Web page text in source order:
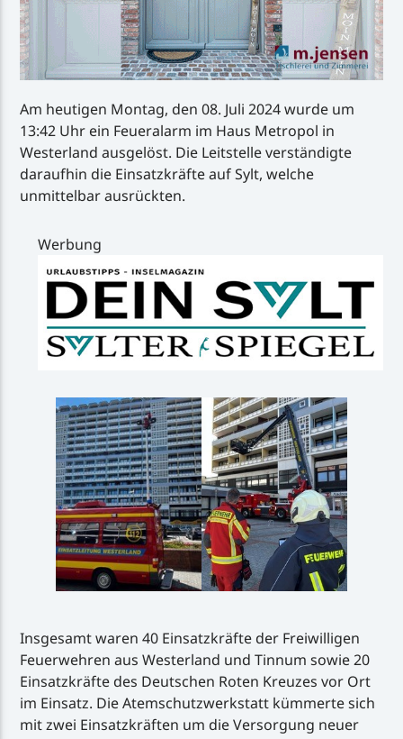
Am heutigen Montag, den 08. Juli 2024 wurde um
13:42 Uhr ein Feueralarm im Haus Metropol in
Westerland ausgelöst. Die Leitstelle verständigte
daraufhin die Einsatzkräfte auf Sylt, welche
unmittelbar ausrückten.
Werbung
Insgesamt waren 40 Einsatzkräfte der Freiwilligen
Feuerwehren aus Westerland und Tinnum sowie 20
Einsatzkräfte des Deutschen Roten Kreuzes vor Ort
im Einsatz. Die Atemschutzwerkstatt kümmerte sich
mit zwei Einsatzkräften um die Versorgung neuer